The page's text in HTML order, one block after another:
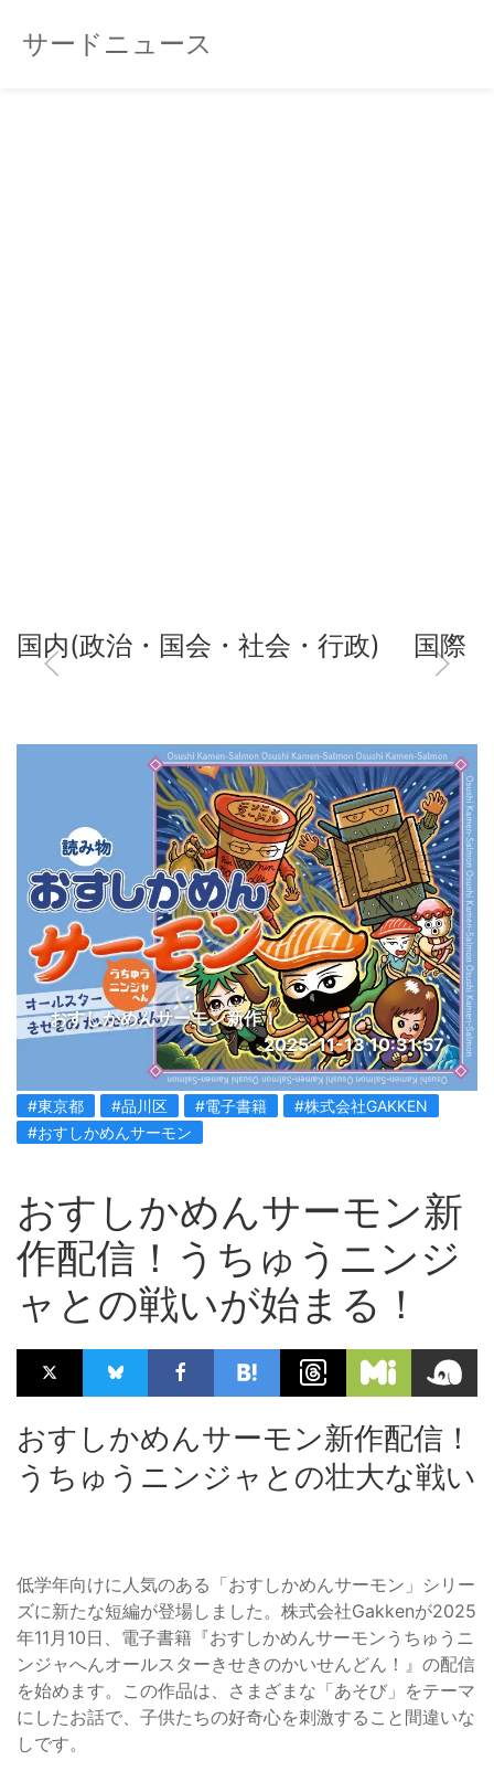
サードニュース
国内(政治・国会・社会・行政) 国際
おすしかめんサーモン新作！
2025-11-13 10:31:57
#東京都 #品川区 #電子書籍
#株式会社GAKKEN
#おすしかめんサーモン
おすしかめんサーモン新
作配信！うちゅうニンジ
ャとの戦いが始まる！
おすしかめんサーモン新作配信！
うちゅうニンジャとの壮大な戦い
低学年向けに人気のある「おすしかめんサーモン」シリー
ズに新たな短編が登場しました。株式会社Gakkenが2025
年11月10日、電子書籍『おすしかめんサーモンうちゅうニ
ンジャへんオールスターきせきのかいせんどん！』の配信
を始めます。この作品は、さまざまな「あそび」をテーマ
にしたお話で、子供たちの好奇心を刺激すること間違いな
しです。